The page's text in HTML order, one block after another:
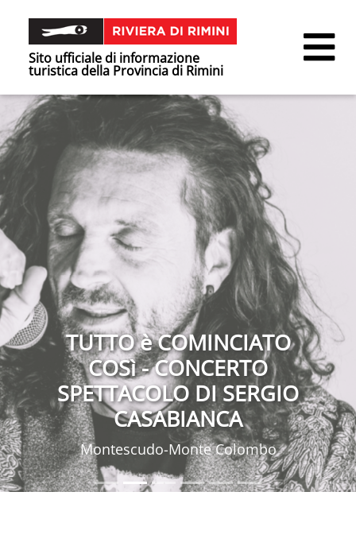
Sito ufficiale di informazione
turistica della Provincia di Rimini
TUTTO è COMINCIATO
COSì - CONCERTO
SPETTACOLO DI SERGIO
CASABIANCA
Montescudo-Monte Colombo